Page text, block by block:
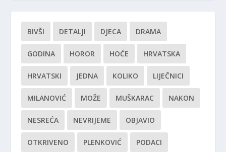
BIVŠI DETALJI DJECA DRAMA
GODINA HOROR HOĆE HRVATSKA
HRVATSKI JEDNA KOLIKO LIJEČNICI
MILANOVIĆ MOŽE MUŠKARAC NAKON
NESREĆA NEVRIJEME OBJAVIO
OTKRIVENO PLENKOVIĆ PODACI